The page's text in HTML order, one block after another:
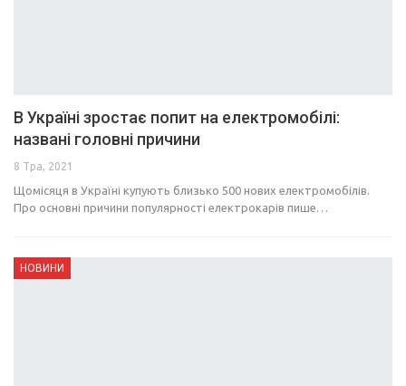
В Україні зростає попит на електромобілі:
названі головні причини
8 Тра, 2021
Щомісяця в Україні купують близько 500 нових електромобілів.
Про основні причини популярності електрокарів пише…
НОВИНИ